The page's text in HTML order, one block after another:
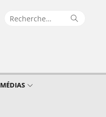
Recherche
MÉDIAS